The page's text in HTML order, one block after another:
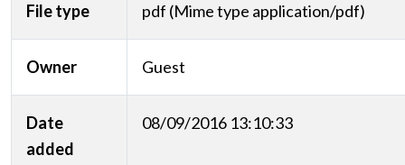
File type pdf (Mime type application/pdf)
Owner Guest
Date
added
08/09/2016 13:10:33